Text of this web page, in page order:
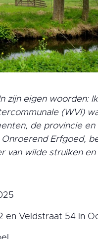
zijn eigen woorden:
(WVI)
de provincie
Erfgoed,
van wilde struiken
en Veldstraat 54 in